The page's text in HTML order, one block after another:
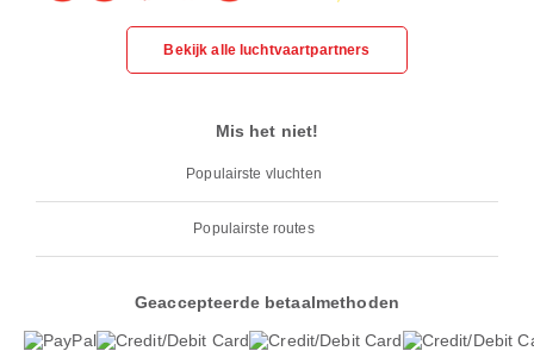
Bekijk alle luchtvaartpartners
Mis het niet!
Populairste vluchten
Populairste routes
Geaccepteerde betaalmethoden